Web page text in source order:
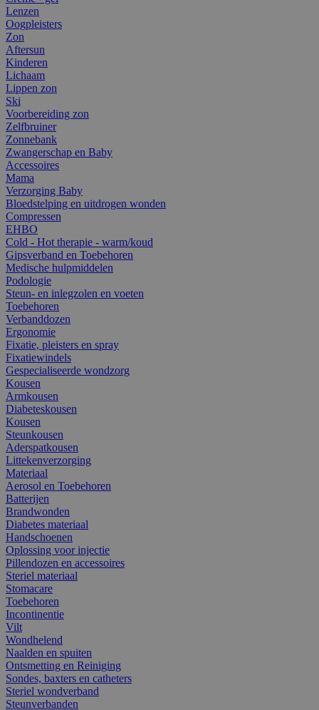
Lenzen
Oogpleisters
Zon
Aftersun
Kinderen
Lichaam
Lippen zon
Ski
Voorbereiding zon
Zelfbruiner
Zonnebank
Zwangerschap en Baby
Accessoires
Mama
Verzorging Baby
Bloedstelping en uitdrogen wonden
Compressen
EHBO
Cold - Hot therapie - warm/koud
Gipsverband en Toebehoren
Medische hulpmiddelen
Podologie
Steun- en inlegzolen en voeten
Toebehoren
Verbanddozen
Ergonomie
Fixatie, pleisters en spray
Fixatiewindels
Gespecialiseerde wondzorg
Kousen
Armkousen
Diabeteskousen
Kousen
Steunkousen
Aderspatkousen
Littekenverzorging
Materiaal
Aerosol en Toebehoren
Batterijen
Brandwonden
Diabetes materiaal
Handschoenen
Oplossing voor injectie
Pillendozen en accessoires
Steriel materiaal
Stomacare
Toebehoren
Incontinentie
Vilt
Wondhelend
Naalden en spuiten
Ontsmetting en Reiniging
Sondes, baxters en catheters
Steriel wondverband
Steunverbanden